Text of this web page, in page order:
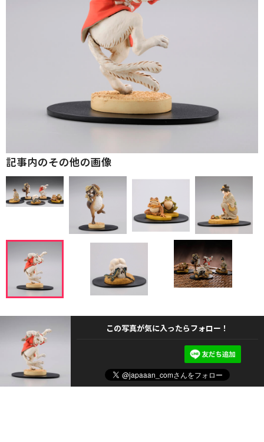
記事内のその他の画像
この写真が気に入ったらフォロー！